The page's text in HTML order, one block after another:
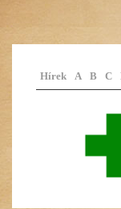
Hírek A B C